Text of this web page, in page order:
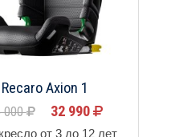
Recaro Axion 1
000 32 990
от 3 до 12 лет